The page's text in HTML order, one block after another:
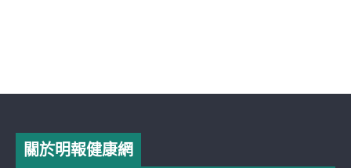
關於明報健康網